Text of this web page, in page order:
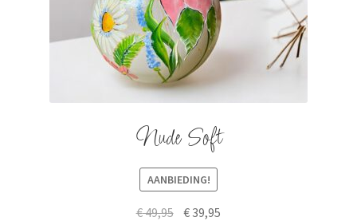
Nude Soft
AANBIEDING!
€49,95 Original
€39,95